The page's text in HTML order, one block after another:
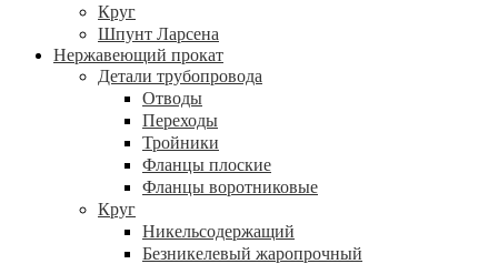
Круг
Шпунт Ларсена
Нержавеющий прокат
Детали трубопровода
Отводы
Переходы
Тройники
Фланцы плоские
Фланцы воротниковые
Круг
Никельсодержащий
Безникелевый жаропрочный